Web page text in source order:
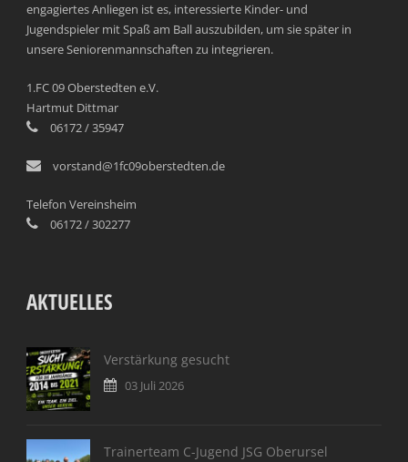
engagiertes Anliegen ist es, interessierte Kinder- und
Jugendspieler mit Spaß am Ball auszubilden, um sie später in
unsere Seniorenmannschaften zu integrieren.
1.FC 09 Oberstedten e.V.
Hartmut Dittmar
06172 / 35947
vorstand@1fc09oberstedten.de
Telefon Vereinsheim
06172 / 302277
AKTUELLES
Verstärkung gesucht
03 Juli 2026
Trainerteam C-Jugend JSG Oberursel